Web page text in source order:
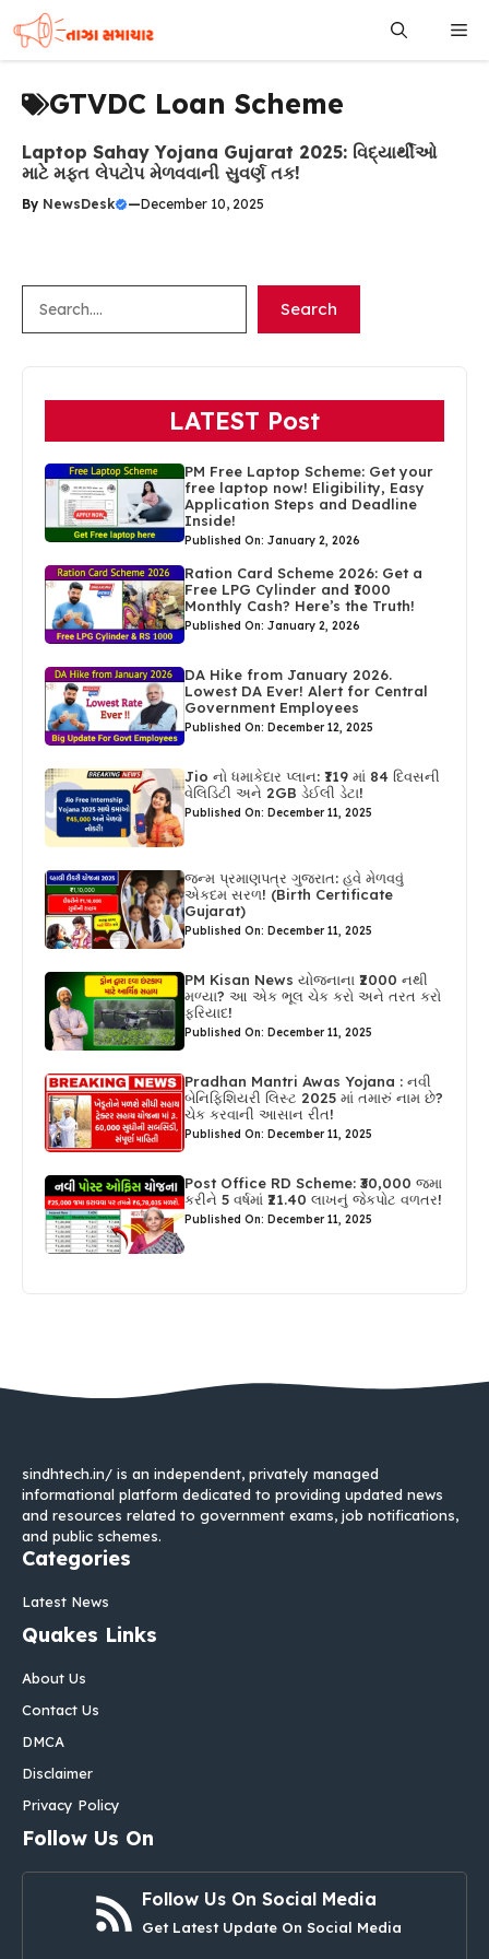
to
content
GTVDC Loan Scheme
Laptop Sahay Yojana Gujarat 2025: વિદ્યાર્થીઓ
માટે મફત લેપટોપ મેળવવાની સુવર્ણ તક!
By NewsDesk —December 10, 2025
Search
LATEST Post
PM Free Laptop Scheme: Get your
free laptop now! Eligibility, Easy
Application Steps and Deadline
Inside!
Published On: January 2, 2026
Ration Card Scheme 2026: Get a
Free LPG Cylinder and ₹1000
Monthly Cash? Here’s the Truth!
Published On: January 2, 2026
DA Hike from January 2026.
Lowest DA Ever! Alert for Central
Government Employees
Published On: December 12, 2025
Jio નો ધમાકેદાર પ્લાન: ₹119 માં 84 દિવસની
વેલિડિટી અને 2GB ડેઈલી ડેટા!
Published On: December 11, 2025
જન્મ પ્રમાણપત્ર ગુજરાત: હવે મેળવવું
એકદમ સરળ! (Birth Certificate
Gujarat)
Published On: December 11, 2025
PM Kisan News યોજનાના ₹2000 નથી
મળ્યા? આ એક ભૂલ ચેક કરો અને તરત કરો
ફરિયાદ!
Published On: December 11, 2025
Pradhan Mantri Awas Yojana : નવી
બેનિફિશિયરી લિસ્ટ 2025 માં તમારું નામ છે?
ચેક કરવાની આસાન રીત!
Published On: December 11, 2025
Post Office RD Scheme: ₹30,000 જમા
કરીને 5 વર્ષમાં ₹21.40 લાખનું જેકપોટ વળતર!
Published On: December 11, 2025
sindhtech.in/ is an independent, privately managed
informational platform dedicated to providing updated news
and resources related to government exams, job notifications,
and public schemes.
Categories
Latest News
Quakes Links
About Us
Contact Us
DMCA
Disclaimer
Privacy Policy
Follow Us On
Follow Us On Social Media
Get Latest Update On Social Media